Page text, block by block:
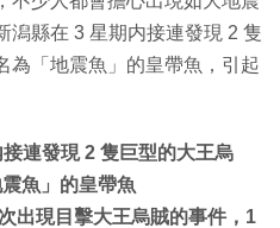
潟縣在 3 星期内接連發現 2 隻
為「地震魚」的皇帶魚，引起
連發現 2 隻巨型的大王烏
魚」的皇帶魚
出現目擊大王烏賊的事件，1